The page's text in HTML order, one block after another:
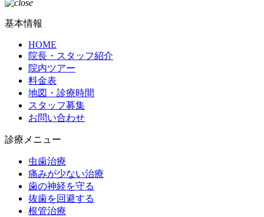
基本情報
HOME
院長・スタッフ紹介
院内ツアー
料金表
地図・診療時間
スタッフ募集
お問い合わせ
診療メニュー
虫歯治療
痛みが少ない治療
歯の神経を守る
抜歯を回避する
根管治療